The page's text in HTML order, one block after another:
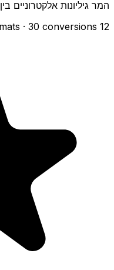
המר גיליונות אלקטרוניים בין Excel, CSV, ODS ועוד
12 formats
· 30 conversions